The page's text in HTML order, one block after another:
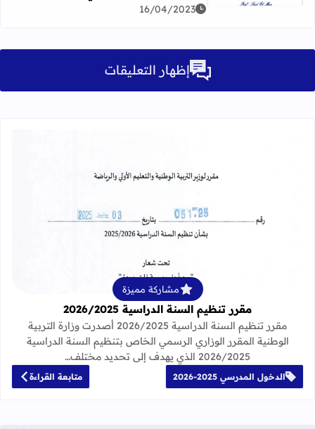
16/04/2023
إظهار التعليقات
قراءة المزيد عن مقرر تنظيم السنة الدراسية
مشاركة مميزة
مقرر تنظيم السنة الدراسية 2026/2025
مقرر تنظيم السنة الدراسية 2026/2025 أصدرت وزارة التربية
الوطنية المقرر الوزاري الرسمي الخاص بتنظيم السنة الدراسية
2026/2025 الذي يهدف إلى تحديد مختلف…
الدخول المدرسي 2025-2026 متابعة القراءة